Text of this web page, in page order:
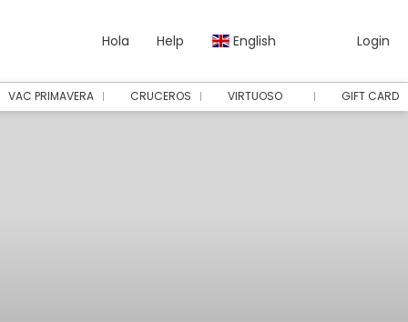
Hola Help English Login
VAC PRIMAVERA CRUCEROS VIRTUOSO GIFT CARD